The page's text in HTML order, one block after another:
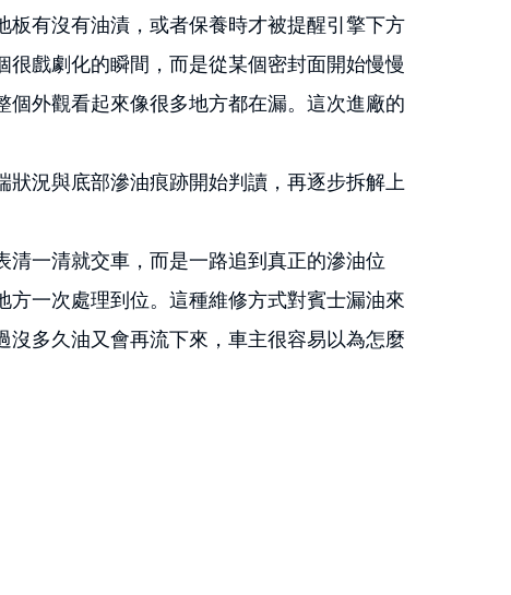
有沒有油漬，或者保養時才被提醒引擎下方
戲劇化的瞬間，而是從某個密封面開始慢慢
外觀看起來像很多地方都在漏。這次進廠的
況與底部滲油痕跡開始判讀，再逐步拆解上
一清就交車，而是一路追到真正的滲油位
一次處理到位。這種維修方式對賓士漏油來
多久油又會再流下來，車主很容易以為怎麼